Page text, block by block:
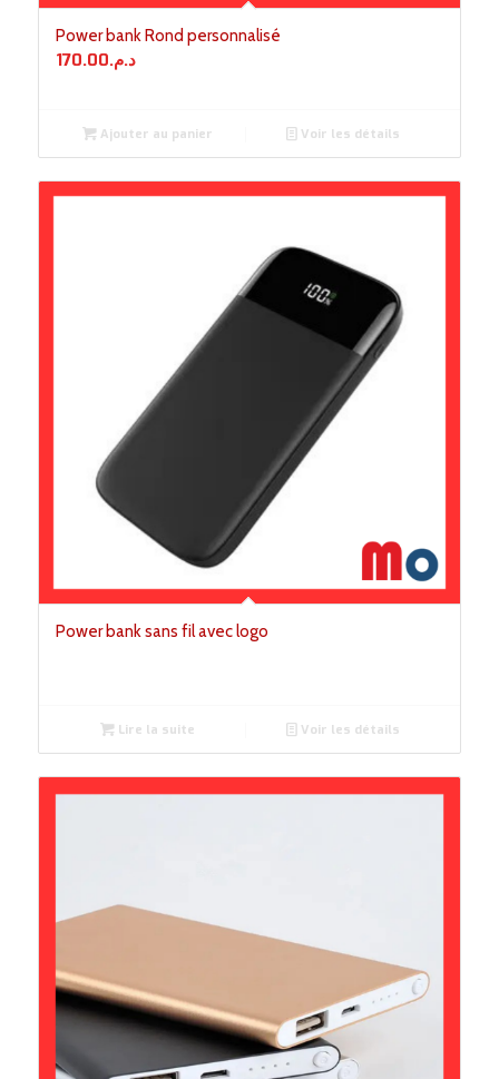
Power bank Rond personnalisé
د.م.170.00
Ajouter au panier Voir les détails
Power bank sans fil avec logo
Lire la suite Voir les détails